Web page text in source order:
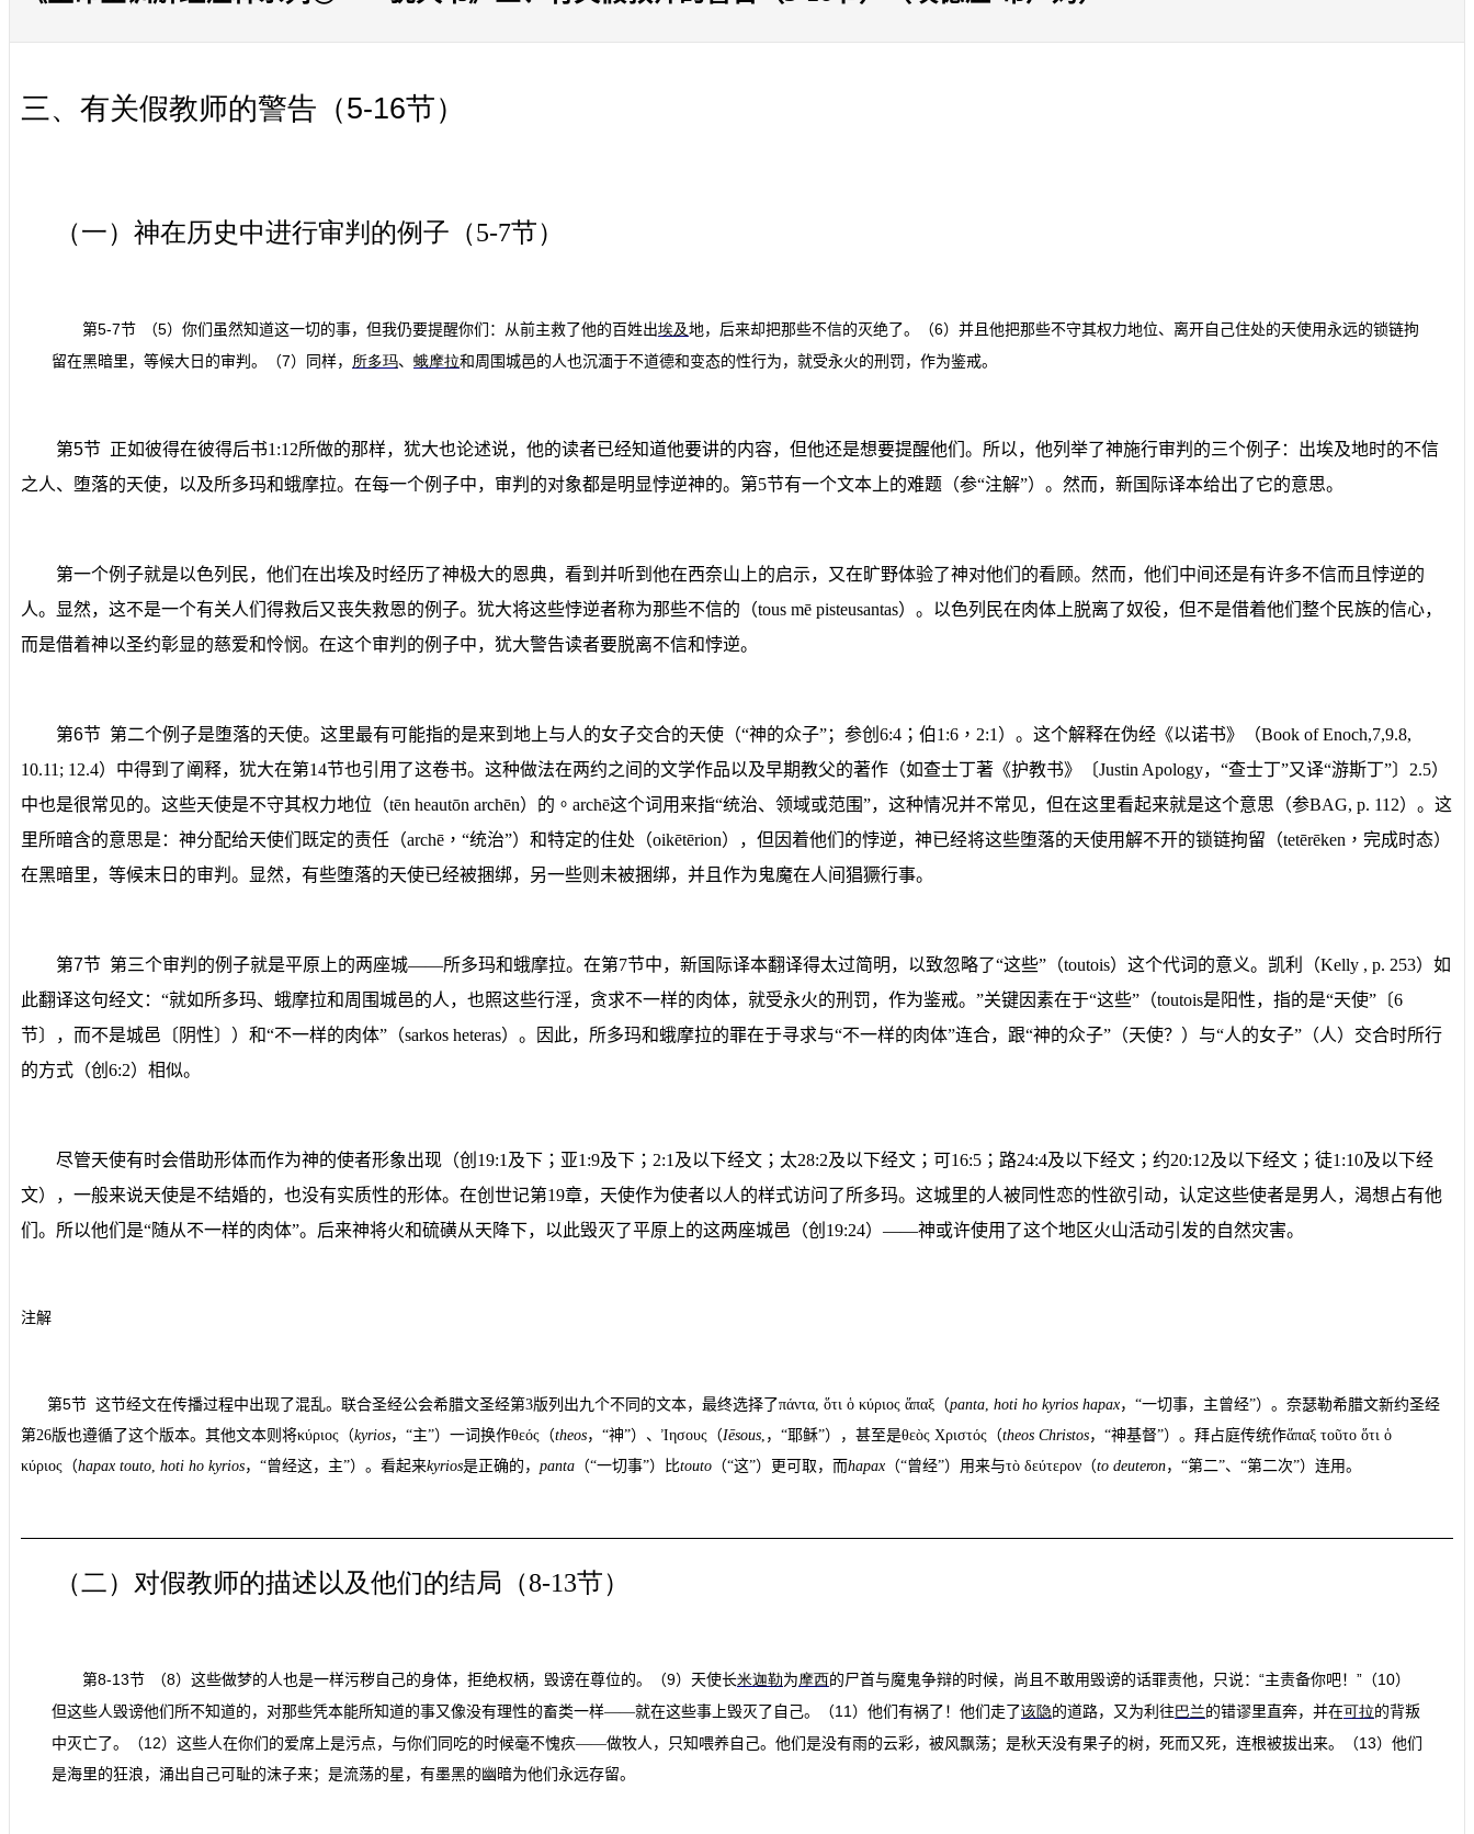
三、有关假教师的警告（5-16节）
（一）神在历史中进行审判的例子（5-7节）
第5-7节 （5）你们虽然知道这一切的事，但我仍要提醒你们：从前主救了他的百姓出埃及地，后来却把那些不信的灭绝了。（6）并且他把那些不守其权力地位、离开自己住处的天使用永远的锁链拘
留在黑暗里，等候大日的审判。（7）同样， 所多玛、 蛾摩拉和周围城邑的人也沉湎于不道德和变态的性行为，就受永火的刑罚，作为鉴戒。
第5节 正如彼得在彼得后书1 :12所做的那样，犹大也论述说，他的读者已经知道他要讲的内容，但他还是想要提醒他们。所以，他列举了神施行审判的三个例子：出埃及地时的不信
之人、堕落的天使，以及所多玛和蛾摩拉。在每一个例子中，审判的对象都是明显悖逆神的。 第5节有一个文本上的难题（参“注解”）。然而，新国际译本给出了它的意思。
第一个例子就是以色列民，他们在出埃及时经历了神极大的恩典，看到并听到他在西奈山上的启示，又在旷野体验了神对他们的看顾。然而，他们中间还是有许多不信而且悖逆的
人。显然，这不是一个有关人们得救后又丧失救恩的例子。犹大将这些悖逆者称为那些不信的 （tous mē pisteusantas） 。以色列民在肉体上脱离了奴役，但不是借着他们整个民族的信心，
而是借着神以圣约彰显的慈爱和怜悯。在这个审判的例子中，犹大警告读者要脱离不信和悖逆。
第6节 第二个例子是堕落的天使。这里最有可能指的是来到地上与人的女子交合的天使（“神的众子”；参创 6:4 ；伯1:6 ， 2:1 ） 。这个解释在伪经《以诺书》 （Book of Enoch,7,9.8,
10.11; 12.4）中得到了阐释，犹大在第14节也引用了这卷书。这种做法在两约之间的文学作品以及早期教父的著作（如查士丁著《护教书》〔Justin Apology，“查士丁”又译“游斯丁”〕 2.5）
中也是很常见的。这些天使是不守其权力地位 （tēn heautōn archēn）的 。 archē这个词用来指“统治、领域或范围”，这种情况并不常见，但在这里看起来就是这个意思（参BAG, p. 112）。这
里所暗含的意思是：神分配给天使们既定的责任（archē ， “统治”）和特定的住处（oikētērion），但因着他们的悖逆，神已经将这些堕落的天使用解不开的锁链拘留（tetērēken ， 完成时态）
在黑暗里，等候末日的审判。显然，有些堕落的天使已经被捆绑，另一些则未被捆绑，并且作为鬼魔在人间猖獗行事。
第7节 第三个审判的例子就是平原上的两座城——所多玛和蛾摩拉。在第7节中，新国际译本翻译得太过简明，以致忽略了“这些” （toutois） 这个代词的意义。凯利（Kelly , p. 253）如
此翻译这句经文： “就如所多玛、蛾摩拉和周围城邑的人，也照这些行淫，贪求不一样的肉体，就受永火的刑罚，作为鉴戒。 ”关键因素在于“这些” （toutois是阳性，指的是“天使” 〔6
节〕，而不是城邑〔 阴性〕）和“不一样的肉体” （sarkos heteras） 。因此，所多玛和蛾摩拉的罪在于寻求与“不一样的肉体”连合，跟“神的众子” （天使？）与“人的女子” （人）交合时所行
的方式（创 6:2） 相似。
尽管天使有时会借助形体而作为神的使者形象出现（创 19:1 及下； 亚1:9及下； 2:1 及以下经文 ；太28:2及以下经文 ；可16:5 ；路24:4及以下经文 ；约20:12及以下经文 ；徒1:10及以下经
文），一般来说天使是不结婚的，也没有实质性的形体。在创世记第19章，天使作为使者以人的样式访问了所多玛。这城里的人被同性恋的性欲引动，认定这些使者是男人，渴想占有他
们。所以他们是“随从不一样的肉体”。后来神将火和硫磺从天降下，以此毁灭了平原上的这两座城邑（创 19:24） ——神或许使用了这个地区火山活动引发的自然灾害。
注解
第5节 这节经文在传播过程中出现了混乱。联合圣经公会希腊文圣经第3版列出九个不同的文本，最终选择了πάντα ὅτι ὁ κύριος ἅπαξ （panta hoti ho kyrios hapax，“一切事，主曾经”）。奈瑟勒希腊文新约圣经
第26版也遵循了这个版本。其他文本则将κύριος （kyrios，“主”）一词换作θεός （theos，“神”）、 Ἰησους （Iēsous ，“耶稣”），甚至是θεὸς Χριστός （theos Christos，“神基督”）。拜占庭传统作ἅπαξ τοῦτο ὅτι ὁ
κύριος （hapax touto hoti ho kyrios，“曾经这，主”）。看起来kyrios是正确的， panta （“一切事”）比touto （“这”）更可取，而hapax （“曾经”）用来与τὸ δεύτερον （to deuteron，“第二”、“第二次”）连用。
（二）对假教师的描述以及他们的结局（8-13节）
第8-13节 （8）这些做梦的人也是一样污秽自己的身体，拒绝权柄，毁谤在尊位的。（9）天使长米迦勒为摩西的尸首与魔鬼争辩的时候，尚且不敢用毁谤的话罪责他，只说： “主责备你吧！ ” （10）
但这些人毁谤他们所不知道的，对那些凭本能所知道的事又像没有理性的畜类一样——就在这些事上毁灭了自己。（11）他们有祸了！他们走了该隐的道路，又为利往 巴兰的错谬里直奔，并在可拉的背叛
中灭亡了。（12）这些人在你们的爱席上是污点，与你们同吃的时候毫不愧疚——做牧人，只知喂养自己。他们是没有雨的云彩，被风飘荡；是秋天没有果子的树，死而又死，连根被拔出来。（13）他们
是海里的狂浪，涌出自己可耻的沫子来；是流荡的星，有墨黑的幽暗为他们永远存留。